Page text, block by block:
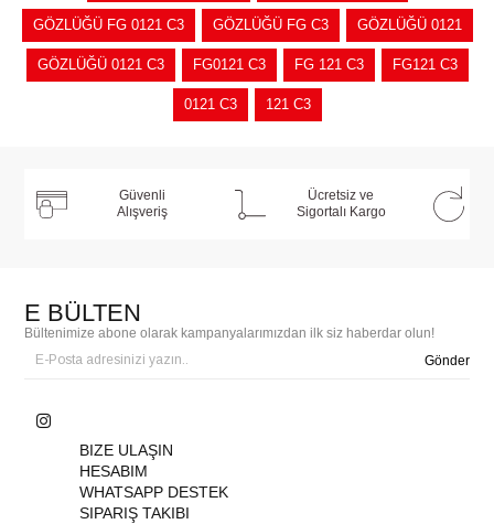
GÖZLÜĞÜ FG 0121 C3 GÖZLÜĞÜ FG C3 GÖZLÜĞÜ 0121
GÖZLÜĞÜ 0121 C3 FG0121 C3 FG 121 C3 FG121 C3
0121 C3 121 C3
Güvenli
Alışveriş
Ücretsiz ve
Sigortalı Kargo
E BÜLTEN
Bültenimize abone olarak kampanyalarımızdan ilk siz haberdar olun!
Gönder
BIZE ULAŞIN
HESABIM
WHATSAPP DESTEK
SIPARIŞ TAKIBI